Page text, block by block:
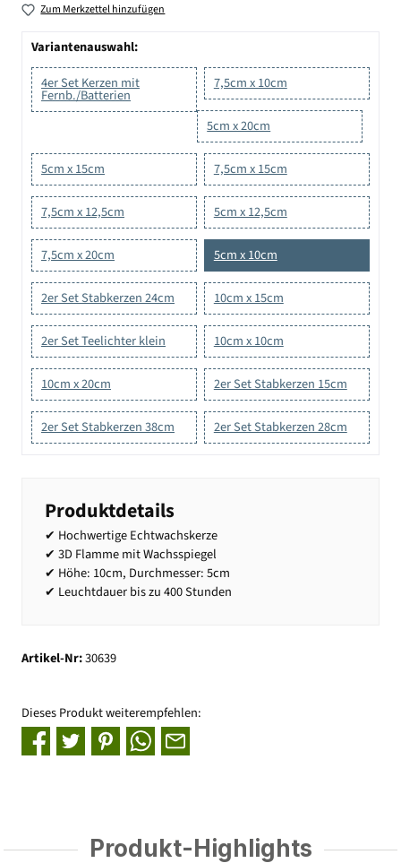
Zum Merkzettel hinzufügen
Variantenauswahl:
4er Set Kerzen mit
Fernb./Batterien
7,5cm x 10cm
5cm x 20cm
7,5cm x 15cm
5cm x 15cm
5cm x 12,5cm
7,5cm x 12,5cm
5cm x 10cm
7,5cm x 20cm
10cm x 15cm
2er Set Stabkerzen 24cm
10cm x 10cm
2er Set Teelichter klein
2er Set Stabkerzen 15cm
10cm x 20cm
2er Set Stabkerzen 28cm
2er Set Stabkerzen 38cm
Produktdetails
✔ Hochwertige Echtwachskerze
✔ 3D Flamme mit Wachsspiegel
✔ Höhe: 10cm, Durchmesser: 5cm
✔ Leuchtdauer bis zu 400 Stunden
Artikel-Nr:30639
Dieses Produkt weiterempfehlen:
Produkt-Highlights